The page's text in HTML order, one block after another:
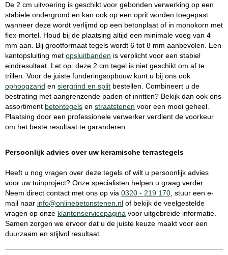
De 2 cm uitvoering is geschikt voor gebonden verwerking op een
stabiele ondergrond en kan ook op een oprit worden toegepast
wanneer deze wordt verlijmd op een betonplaat of in monokorn met
flex-mortel. Houd bij de plaatsing altijd een minimale voeg van 4
mm aan. Bij grootformaat tegels wordt 6 tot 8 mm aanbevolen. Een
kantopsluiting met opsluitbanden is verplicht voor een stabiel
eindresultaat. Let op: deze 2 cm tegel is niet geschikt om af te
trillen. Voor de juiste funderingsopbouw kunt u bij ons ook
ophoogzand en siergrind en split bestellen. Combineert u de
bestrating met aangrenzende paden of inritten? Bekijk dan ook ons
assortiment betontegels en straatstenen voor een mooi geheel.
Plaatsing door een professionele verwerker verdient de voorkeur
om het beste resultaat te garanderen.
Persoonlijk advies over uw keramische terrastegels
Heeft u nog vragen over deze tegels of wilt u persoonlijk advies
voor uw tuinproject? Onze specialisten helpen u graag verder.
Neem direct contact met ons op via 0320 - 219 170 , stuur een e-
mail naar info@onlinebetonstenen.nl of bekijk de veelgestelde
vragen op onze klantenservicepagina voor uitgebreide informatie.
Samen zorgen we ervoor dat u de juiste keuze maakt voor een
duurzaam en stijlvol resultaat.